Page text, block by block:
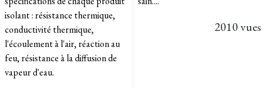
isolant : résistance thermique,
conductivité thermique,
l'écoulement à l'air, réaction au
feu, résistance à la diffusion de
vapeur d'eau.
2010 vues